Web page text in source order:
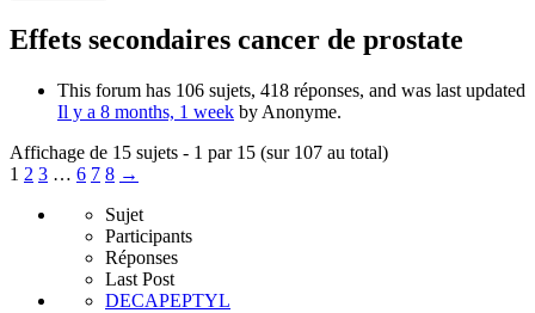
Effets secondaires cancer de prostate
This forum has 106 sujets, 418 réponses, and was last updated
Il y a 8 months, 1 week by Anonyme.
Affichage de 15 sujets - 1 par 15 (sur 107 au total)
1 2 3 … 6 7 8 →
Sujet
Participants
Réponses
Last Post
DECAPEPTYL